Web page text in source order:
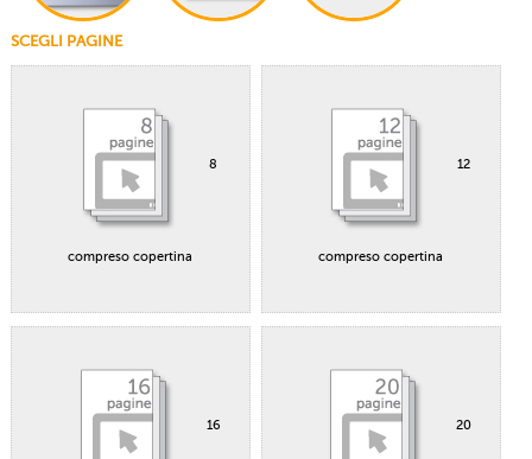
SCEGLI PAGINE
8
compreso copertina
12
compreso copertina
16 20